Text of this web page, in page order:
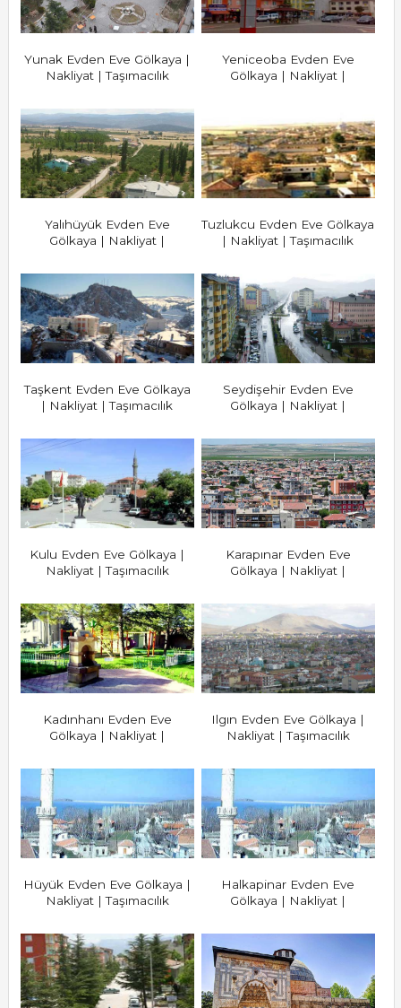
Yunak Evden Eve Gölkaya |
Nakliyat | Taşımacılık
Yeniceoba Evden Eve
Gölkaya | Nakliyat |
Yalıhüyük Evden Eve
Gölkaya | Nakliyat |
Tuzlukcu Evden Eve Gölkaya
| Nakliyat | Taşımacılık
Taşkent Evden Eve Gölkaya
| Nakliyat | Taşımacılık
Seydişehir Evden Eve
Gölkaya | Nakliyat |
Kulu Evden Eve Gölkaya |
Nakliyat | Taşımacılık
Karapınar Evden Eve
Gölkaya | Nakliyat |
Kadınhanı Evden Eve
Gölkaya | Nakliyat |
Ilgın Evden Eve Gölkaya |
Nakliyat | Taşımacılık
Hüyük Evden Eve Gölkaya |
Nakliyat | Taşımacılık
Halkapinar Evden Eve
Gölkaya | Nakliyat |